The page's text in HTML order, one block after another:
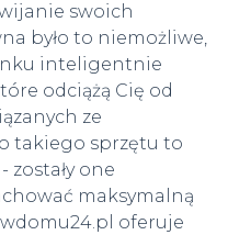
swoich
było to niemożliwe,
inteligentnie
odciążą Cię od
ze
takiego sprzętu to
zostały one
maksymalną
oferuje